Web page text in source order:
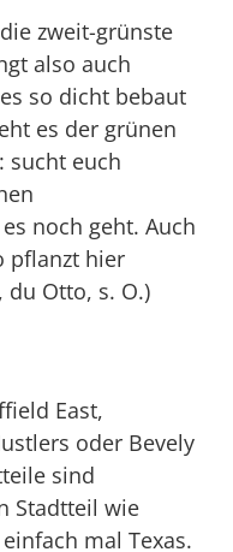
zweit-grünste
also auch
so dicht bebaut
es der grünen
sucht euch
noch geht. Auch
pflanzt hier
Otto, s. O.)
East,
oder Bevely
sind
Stadtteil wie
mal Texas.